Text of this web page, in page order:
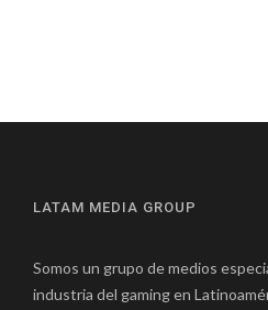
LATAM MEDIA GROUP
Somos un grupo de medios
industria del gaming en